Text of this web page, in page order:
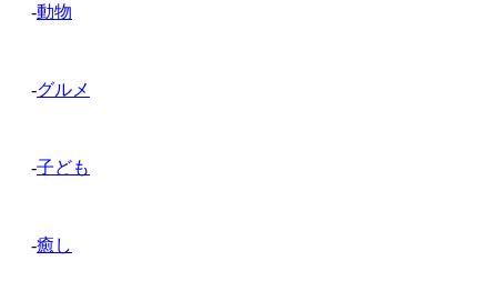
-動物
-グルメ
-子ども
-癒し